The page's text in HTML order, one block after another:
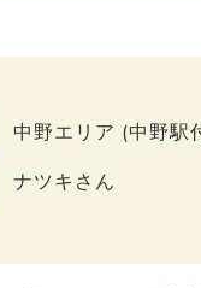
中野エリア (中野駅
ナツキさん